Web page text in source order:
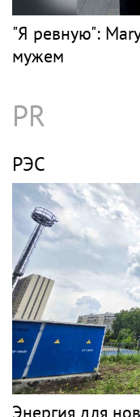
"Я ревную":
мужем
PR
РЭС
Энергия для